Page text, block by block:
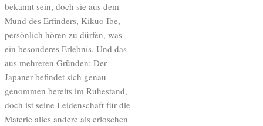
bekannt sein, doch sie aus dem
Mund des Erfinders, Kikuo Ibe,
persönlich hören zu dürfen, was
ein besonderes Erlebnis. Und das
aus mehreren Gründen: Der
Japaner befindet sich genau
genommen bereits im Ruhestand,
doch ist seine Leidenschaft für die
Materie alles andere als erloschen